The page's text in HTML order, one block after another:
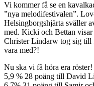
Vi kommer få se en
”nya melodifestivalen”.
Helsingborgshjärta sväller
med. Kicki och Bettan
Christer Lindarw tog sig till
vara med?!
Nu ska vi få höra era röster!
5,9 % 28 poäng till David